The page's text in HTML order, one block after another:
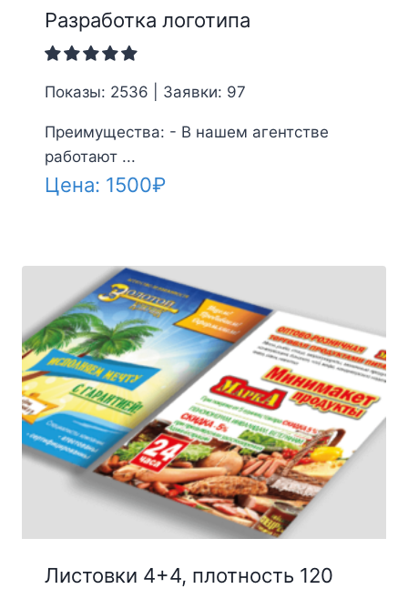
Разработка логотипа
Показы: 2536 | Заявки: 97
Преимущества: - В нашем агентстве
работают ...
Цена: 1500₽
Листовки 4+4, плотность 120